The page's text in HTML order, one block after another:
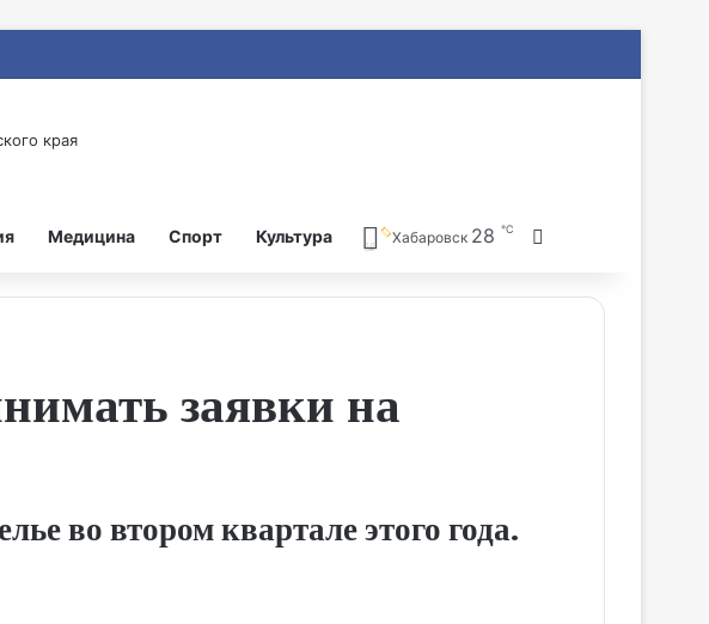
Медицина Спорт Культура Хабаровск 28 ℃
заявки на
во втором квартале этого года.